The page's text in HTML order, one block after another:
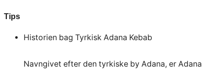
Tips
Historien bag Tyrkisk Adana Kebab
Navngivet efter den tyrkiske by Adana, er Adana